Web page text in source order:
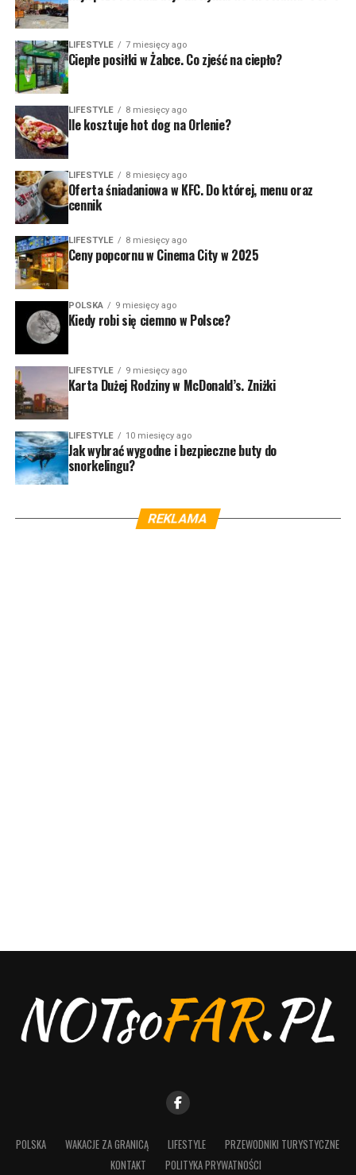
LIFESTYLE 7 miesięcy ago
Ciepłe posiłki w Żabce. Co zjeść na ciepło?
LIFESTYLE 8 miesięcy ago
Ile kosztuje hot dog na Orlenie?
LIFESTYLE 8 miesięcy ago
Oferta śniadaniowa w KFC. Do której, menu oraz
cennik
LIFESTYLE 8 miesięcy ago
Ceny popcornu w Cinema City w 2025
POLSKA 9 miesięcy ago
Kiedy robi się ciemno w Polsce?
LIFESTYLE 9 miesięcy ago
Karta Dużej Rodziny w McDonald’s. Zniżki
LIFESTYLE 10 miesięcy ago
Jak wybrać wygodne i bezpieczne buty do
snorkelingu?
REKLAMA
POLSKA WAKACJE ZA GRANICĄ LIFESTYLE
PRZEWODNIKI TURYSTYCZNE
KONTAKT
POLITYKA PRYWATNOŚCI